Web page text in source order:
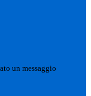
un messaggio